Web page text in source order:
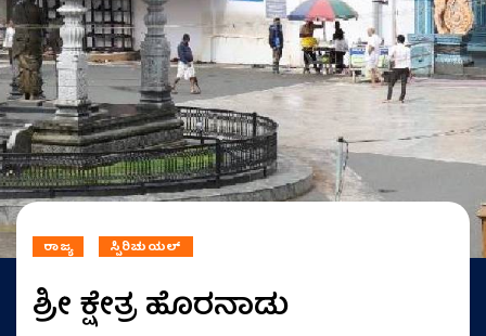
ರಾಜ್ಯ ಸ್ಪಿರಿಚುಯಲ್
ಶ್ರೀ ಕ್ಷೇತ್ರ ಹೊರನಾಡು